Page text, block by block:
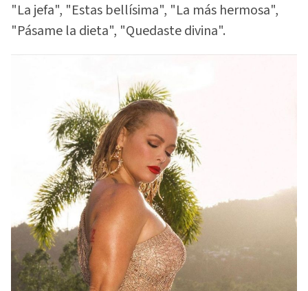
"La jefa", "Estas bellísima", "La más hermosa",
"Pásame la dieta", "Quedaste divina".